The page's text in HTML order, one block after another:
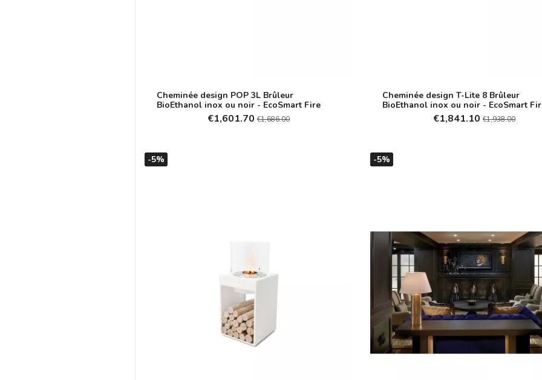
Cheminée design POP 3L Brûleur
BioEthanol inox ou noir - EcoSmart Fire
€1,601.70 €1,686.00
Cheminée design T-Lite 8 Brûleur
BioEthanol inox ou noir - EcoSmart
€1,841.10 €1,938.00
-5% -5%